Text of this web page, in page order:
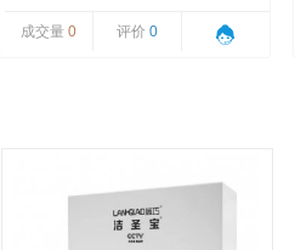
成交量 0 评价 0